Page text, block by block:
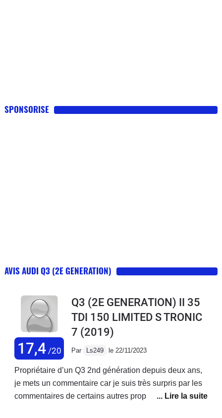
SPONSORISE
AVIS AUDI Q3 (2E GENERATION)
17,4/20
Q3 (2E GENERATION) II 35
TDI 150 LIMITED S TRONIC
7 (2019)
Par Ls249 le 22/11/2023
Propriétaire d’un Q3 2nd génération depuis deux ans,
je mets un commentaire car je suis très surpris par les
commentaires de certains autres propriétaire.Je sors